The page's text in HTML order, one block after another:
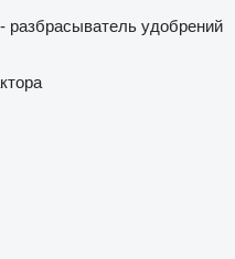
разбрасыватель удобрений